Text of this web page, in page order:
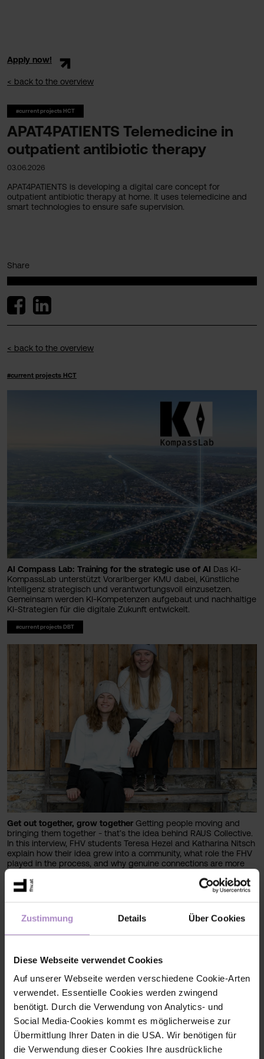
Zustimmung Details Über Cookies
Diese Webseite verwendet Cookies
Auf unserer Webseite werden verschiedene Cookie-Arten
verwendet. Essentielle Cookies werden zwingend
benötigt. Durch die Verwendung von Analytics- und
Social Media-Cookies kommt es möglicherweise zur
Übermittlung Ihrer Daten in die USA. Wir benötigen für
die Verwendung dieser Cookies Ihre ausdrückliche
Apply now!
< back to the overview
#current projects HCT
APAT4PATIENTS Telemedicine in
outpatient antibiotic therapy
03.06.2026
APAT4PATIENTS is developing a digital care concept for
outpatient antibiotic therapy at home. It uses telemedicine and
smart technologies to ensure safe supervision.
Share
< back to the overview
#current projects HCT
AI Compass Lab: Training for the strategic use of AI Das KI-
KompassLab unterstützt Vorarlberger KMU dabei, Künstliche
Intelligenz strategisch und verantwortungsvoll einzusetzen.
Gemeinsam werden KI-Kompetenzen aufgebaut und nachhaltige
KI-Strategien für die digitale Zukunft entwickelt.
#current projects DBT
Get out together, grow together Getting people moving and
bringing them together - that’s the idea behind RAUS Collective.
In this interview, FHV students Teresa Hezel and Katharina Nitsch
explain how their idea grew into a community, what role the FHV
played in the process, and why genuine connections are more
#fhv latest